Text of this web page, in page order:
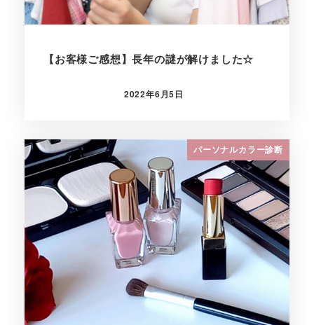
【お客様ご感想】長年の謎が解けました☆
投稿日
2022年6月5日
パーソナルカラー診断